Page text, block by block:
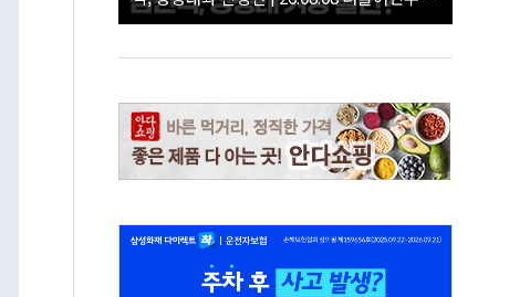
당대표·최고위원 후보 제주 합동연설회